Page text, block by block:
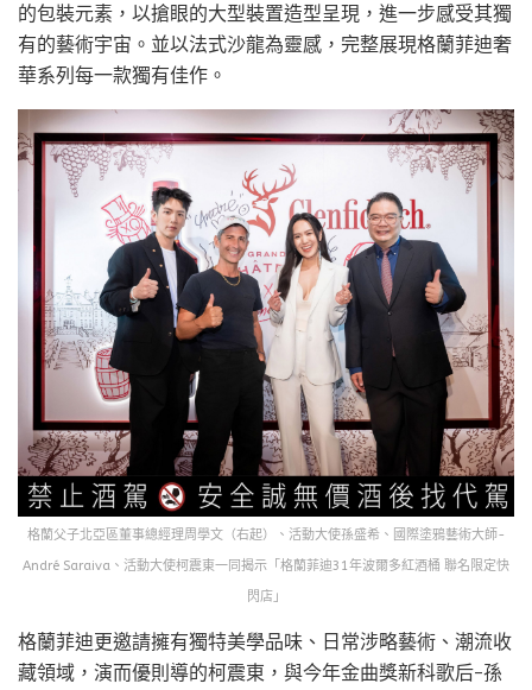
的包裝元素，以搶眼的大型裝置造型呈現，進一步感受其獨
有的藝術宇宙。並以法式沙龍為靈感，完整展現格蘭菲迪奢
華系列每一款獨有佳作。
格蘭父子北亞區董事總經理周學文（右起）、活動大使孫盛希、國際塗鴉藝術大師-
André Saraiva、活動大使柯震東一同揭示「格蘭菲迪31年波爾多紅酒桶 聯名限定快
閃店」
格蘭菲迪更邀請擁有獨特美學品味、日常涉略藝術、潮流收
藏領域，演而優則導的柯震東，與今年金曲獎新科歌后-孫